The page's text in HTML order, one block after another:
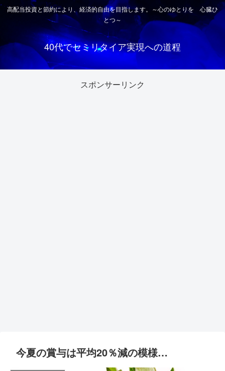
高配当投資と節約により、経済的自由を目指します。～心のゆとりを 心臓ひ
とつ～
40代でセミリタイア実現への道程
スポンサーリンク
今夏の賞与は平均20％減の模様…